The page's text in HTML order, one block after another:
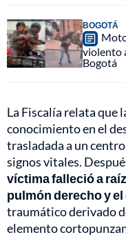
BOGOTÁ
violento
Bogotá
La Fiscalía relata que
conocimiento en el
trasladada a un
signos vitales.
víctima falleció a
pulmón derecho y
traumático derivado
elemento